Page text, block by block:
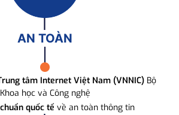
AN TOÀN
tâm Internet Việt Nam (VNNIC) Bộ
Khoa học và Công nghệ
quốc tế về an toàn thông tin